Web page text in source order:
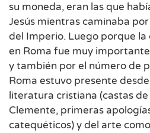
su moneda, eran las que
Jesús mientras caminaba
del Imperio. Luego porque
en Roma fue muy
y también por el número de
Roma estuvo presente
literatura cristiana (castas de
Clemente, primeras
catequéticos) y del arte